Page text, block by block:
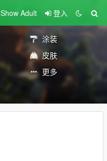
Show Adult 登入
涂装
皮肤
更多